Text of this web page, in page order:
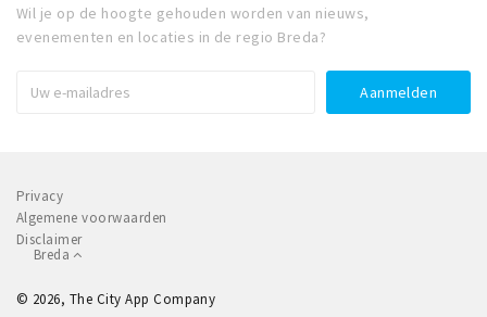
Wil je op de hoogte gehouden worden van nieuws,
evenementen en locaties in de regio Breda?
Privacy
Algemene voorwaarden
Disclaimer
Breda
© 2026, The City App Company